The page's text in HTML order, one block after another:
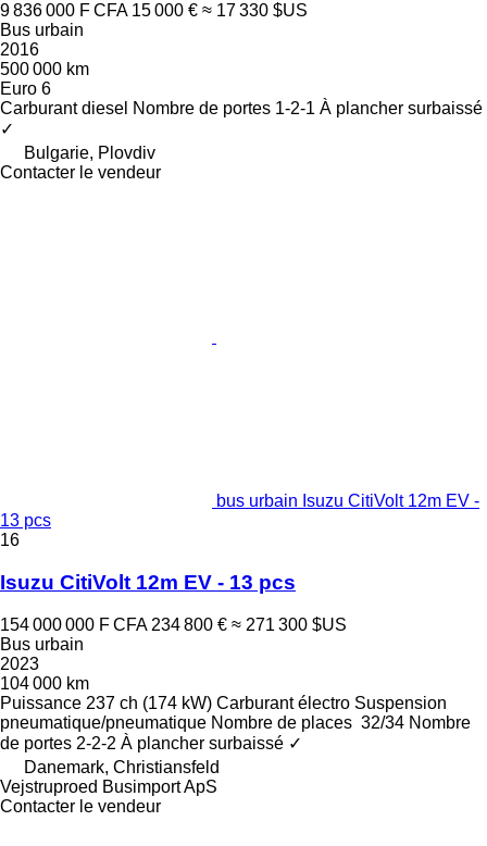
9 836 000 F CFA 15 000 € ≈ 17 330 $US
Bus urbain
2016
500 000 km
Euro 6
Carburant diesel Nombre de portes 1-2-1 À plancher surbaissé
✓
Bulgarie, Plovdiv
Contacter le vendeur
bus urbain Isuzu CitiVolt 12m EV -
13 pcs
16
Isuzu CitiVolt 12m EV - 13 pcs
154 000 000 F CFA 234 800 € ≈ 271 300 $US
Bus urbain
2023
104 000 km
Puissance 237 ch (174 kW) Carburant électro Suspension
pneumatique/pneumatique Nombre de places 32/34 Nombre
de portes 2-2-2 À plancher surbaissé ✓
Danemark, Christiansfeld
Vejstruproed Busimport ApS
Contacter le vendeur